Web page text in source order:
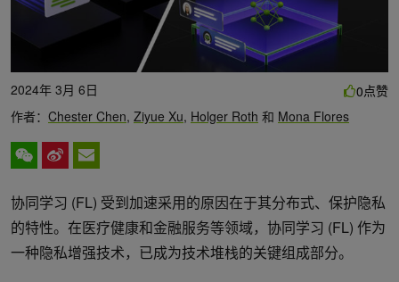
2024年 3月 6日
作者： Chester Chen, Ziyue Xu, Holger Roth 和 Mona Flores
0点赞
协同学习 (FL) 受到加速采用的原因在于其分布式、保护隐私
的特性。在医疗健康和金融服务等领域，协同学习 (FL) 作为
一种隐私增强技术，已成为技术堆栈的关键组成部分。